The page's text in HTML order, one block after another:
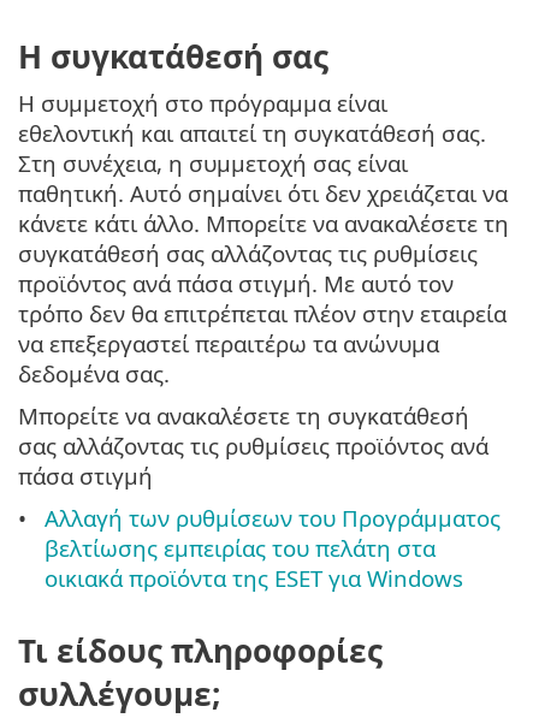
Η συγκατάθεσή σας
Η συμμετοχή στο πρόγραμμα είναι
εθελοντική και απαιτεί τη συγκατάθεσή σας.
Στη συνέχεια, η συμμετοχή σας είναι
παθητική. Αυτό σημαίνει ότι δεν χρειάζεται να
κάνετε κάτι άλλο. Μπορείτε να ανακαλέσετε τη
συγκατάθεσή σας αλλάζοντας τις ρυθμίσεις
προϊόντος ανά πάσα στιγμή. Με αυτό τον
τρόπο δεν θα επιτρέπεται πλέον στην εταιρεία
να επεξεργαστεί περαιτέρω τα ανώνυμα
δεδομένα σας.
Μπορείτε να ανακαλέσετε τη συγκατάθεσή
σας αλλάζοντας τις ρυθμίσεις προϊόντος ανά
πάσα στιγμή
Αλλαγή των ρυθμίσεων του Προγράμματος
βελτίωσης εμπειρίας του πελάτη στα
οικιακά προϊόντα της ESET για Windows
Τι είδους πληροφορίες
συλλέγουμε;